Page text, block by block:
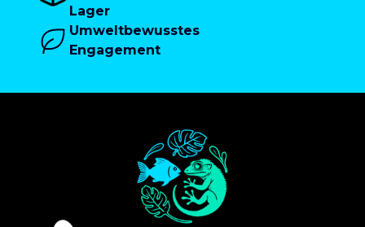
Lager
Umweltbewusstes
Engagement